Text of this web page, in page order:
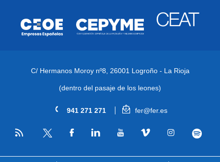
C/ Hermanos Moroy nº8, 26001 Logroño - La Rioja
(dentro del pasaje de los leones)
941 271 271 fer@fer.es
RSS